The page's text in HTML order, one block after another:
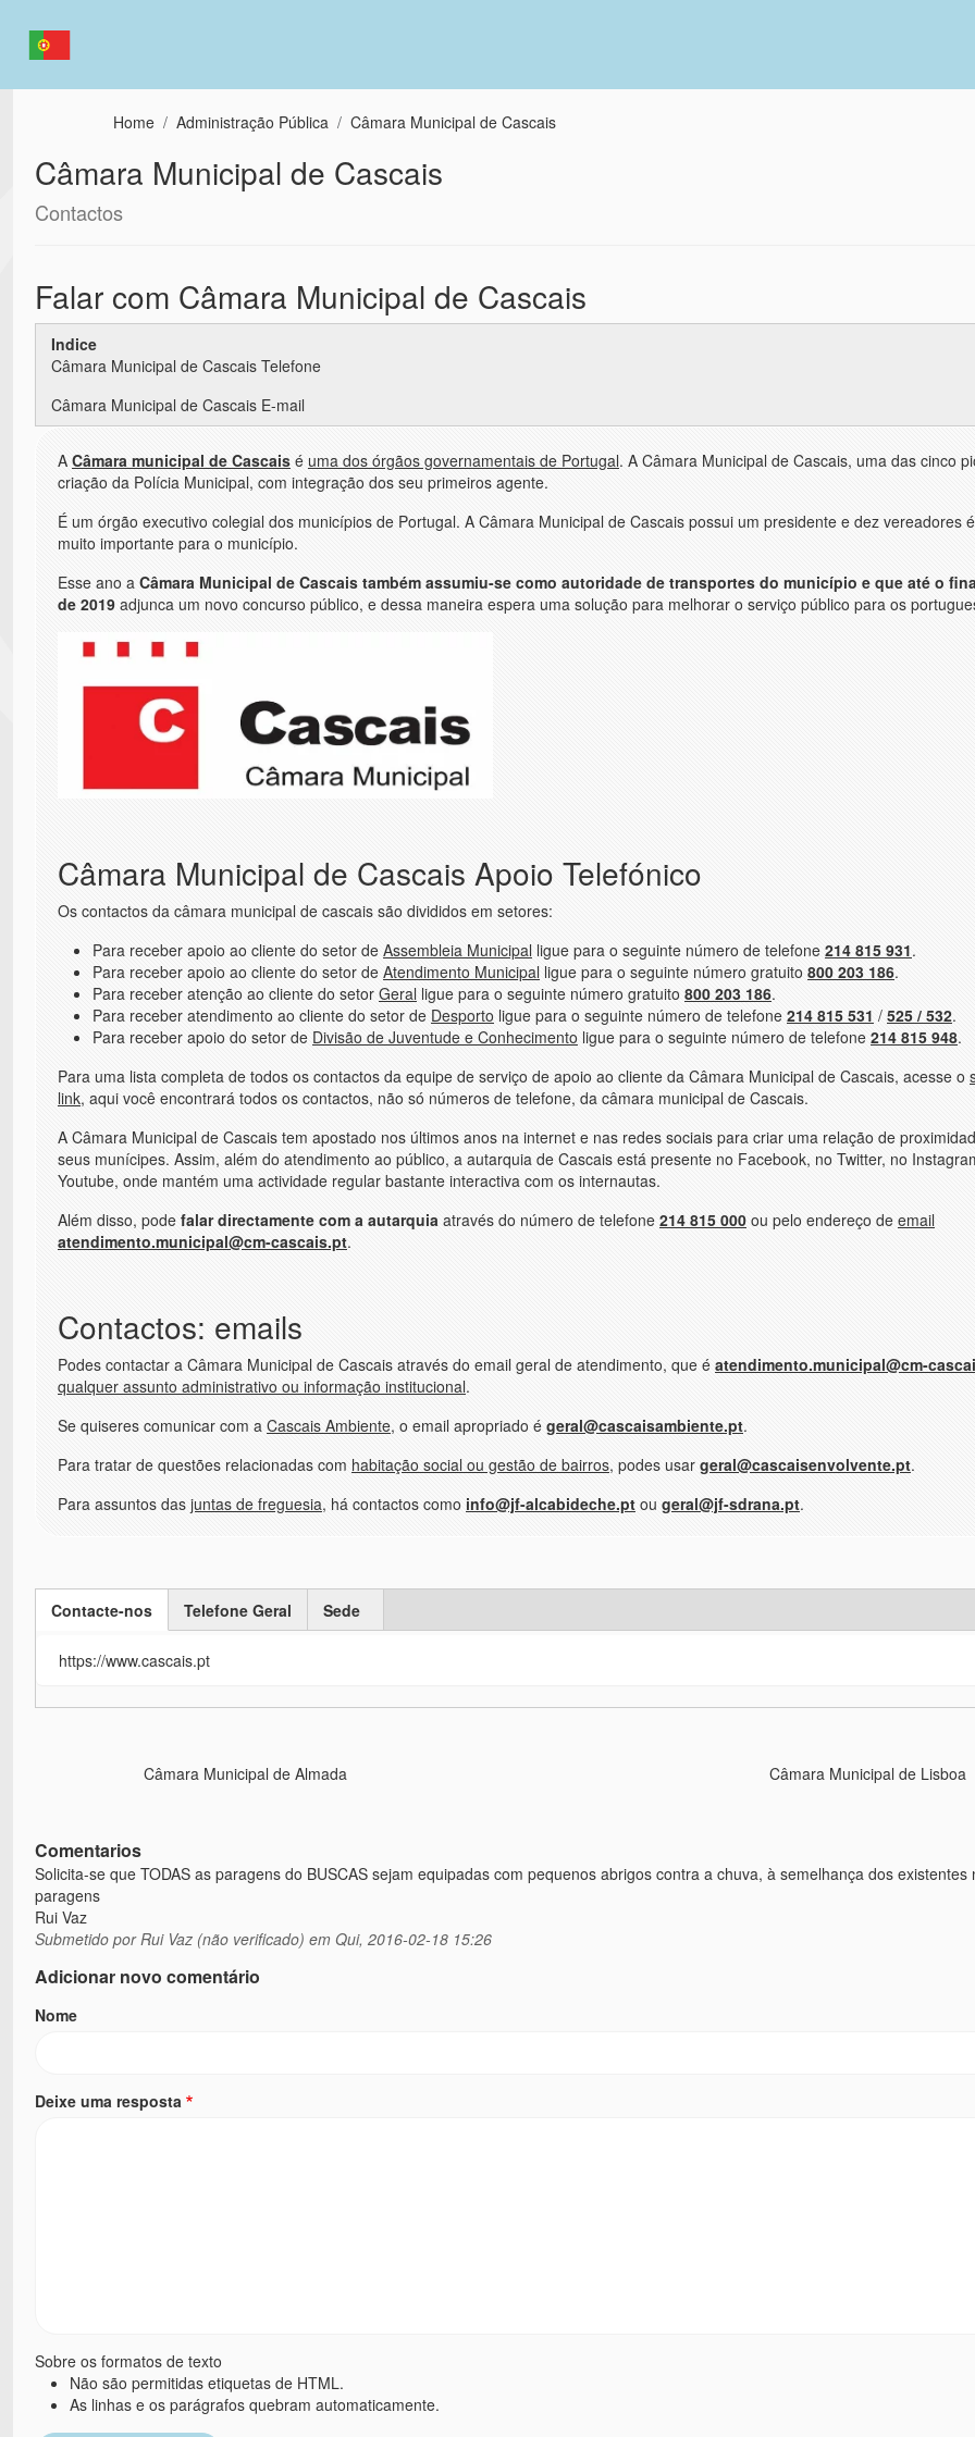
Home Administração Pública Câmara Municipal de Cascais
Câmara Municipal de Cascais
Contactos
Falar com Câmara Municipal de Cascais
Indice
Câmara Municipal de Cascais Telefone
Câmara Municipal de Cascais E-mail
A Câmara municipal de Cascais é uma dos órgãos governamentais de Portugal. A Câmara Municipal de Cascais, uma das cinco
criação da Polícia Municipal, com integração dos seu primeiros agente.
É um órgão executivo colegial dos municípios de Portugal. A Câmara Municipal de Cascais possui um presidente e dez vereadores
muito importante para o município.
Esse ano a Câmara Municipal de Cascais também assumiu-se como autoridade de transportes do município e que até o
de 2019 adjunca um novo concurso público, e dessa maneira espera uma solução para melhorar o serviço público para os
Câmara Municipal de Cascais Apoio Telefónico
Os contactos da câmara municipal de cascais são divididos em setores:
Para receber apoio ao cliente do setor de Assembleia Municipal ligue para o seguinte número de telefone 214 815 931.
Para receber apoio ao cliente do setor de Atendimento Municipal ligue para o seguinte número gratuito 800 203 186.
Para receber atenção ao cliente do setor Geral ligue para o seguinte número gratuito 800 203 186.
Para receber atendimento ao cliente do setor de Desporto ligue para o seguinte número de telefone 214 815 531 / 525 / 532.
Para receber apoio do setor de Divisão de Juventude e Conhecimento ligue para o seguinte número de telefone 214 815 948.
Para uma lista completa de todos os contactos da equipe de serviço de apoio ao cliente da Câmara Municipal de Cascais, acesse o
link, aqui você encontrará todos os contactos, não só números de telefone, da câmara municipal de Cascais.
A Câmara Municipal de Cascais tem apostado nos últimos anos na internet e nas redes sociais para criar uma relação de
seus munícipes. Assim, além do atendimento ao público, a autarquia de Cascais está presente no Facebook, no Twitter, no
Youtube, onde mantém uma actividade regular bastante interactiva com os internautas.
Além disso, pode falar directamente com a autarquia através do número de telefone 214 815 000 ou pelo endereço de email
atendimento.municipal@cm-cascais.pt.
Contactos: emails
Podes contactar a Câmara Municipal de Cascais através do email geral de atendimento, que é atendimento.municipal@cm-
qualquer assunto administrativo ou informação institucional.
Se quiseres comunicar com a Cascais Ambiente, o email apropriado é geral@cascaisambiente.pt.
Para tratar de questões relacionadas com habitação social ou gestão de bairros, podes usar geral@cascaisenvolvente.pt.
Para assuntos das juntas de freguesia, há contactos como info@jf-alcabideche.pt ou geral@jf-sdrana.pt.
Contacte-nos
Telefone Geral Sede
https://www.cascais.pt
Câmara Municipal de Almada Câmara Municipal de Lisboa
Comentarios
Solicita-se que TODAS as paragens do BUSCAS sejam equipadas com pequenos abrigos contra a chuva, à semelhança dos existentes
paragens
Rui Vaz
Submetido porRui Vaz (não verificado) em Qui, 2016-02-18 15:26
Adicionar novo comentário
Nome
Deixe uma resposta
Sobre os formatos de texto
Não são permitidas etiquetas de HTML.
As linhas e os parágrafos quebram automaticamente.